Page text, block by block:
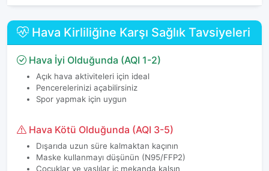
Hava Kirliliğine Karşı Sağlık Tavsiyeleri
Hava İyi Olduğunda (AQI 1-2)
Açık hava aktiviteleri için ideal
Pencerelerinizi açabilirsiniz
Spor yapmak için uygun
Hava Kötü Olduğunda (AQI 3-5)
Dışarıda uzun süre kalmaktan kaçının
Maske kullanmayı düşünün (N95/FFP2)
Çocuklar ve yaşlılar iç mekanda kalsın